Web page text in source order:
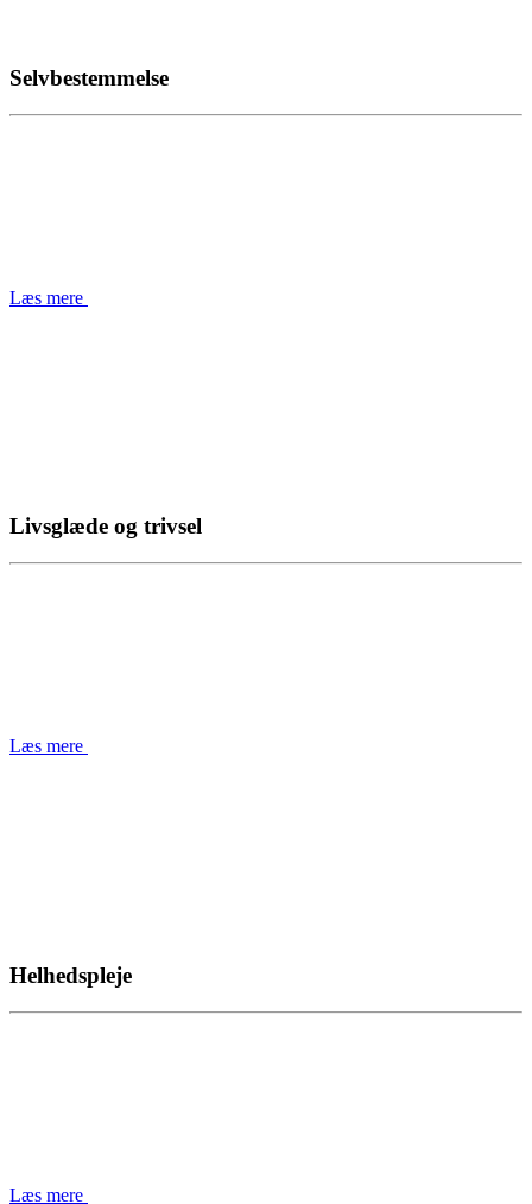
Selvbestemmelse
Læs mere
Livsglæde og trivsel
Læs mere
Helhedspleje
Læs mere